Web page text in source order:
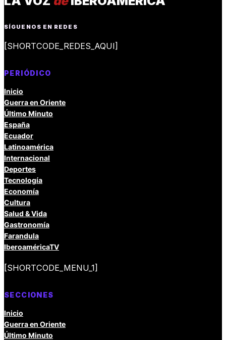
SÍGUENOS EN REDES
[SHORTCODE_REDES_AQUI]
PERIÓDICO
Inicio
Guerra en Oriente
Último Minuto
España
Ecuador
Latinoamérica
Internacional
Deportes
Tecnología
Economía
Cultura
Salud & Vida
Gastronomía
Farandula
IberoaméricaTV
[SHORTCODE_MENU_1]
SECCIONES
Inicio
Guerra en Oriente
Último Minuto